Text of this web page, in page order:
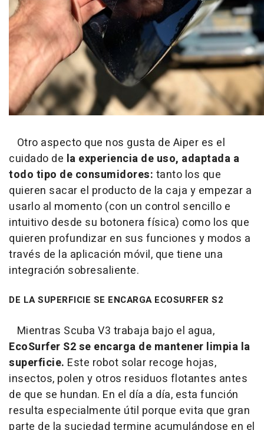
Otro aspecto que nos gusta de Aiper es el
cuidado de la experiencia de uso, adaptada a
todo tipo de consumidores: tanto los que
quieren sacar el producto de la caja y empezar a
usarlo al momento (con un control sencillo e
intuitivo desde su botonera física) como los que
quieren profundizar en sus funciones y modos a
través de la aplicación móvil, que tiene una
integración sobresaliente.
DE LA SUPERFICIE SE ENCARGA ECOSURFER S2
Mientras Scuba V3 trabaja bajo el agua,
EcoSurfer S2 se encarga de mantener limpia la
superficie. Este robot solar recoge hojas,
insectos, polen y otros residuos flotantes antes
de que se hundan. En el día a día, esta función
resulta especialmente útil porque evita que gran
parte de la suciedad termine acumulándose en el